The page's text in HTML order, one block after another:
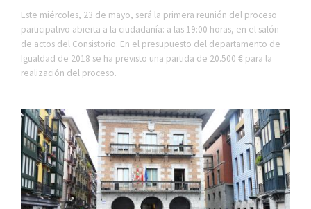
Este miércoles, 23 de mayo, será la primera reunión del proceso
participativo abierta a la ciudadanía: a las 19:00 horas, en el salón
de actos del Consistorio. En el presupuesto del departamento de
Igualdad de 2018 se ha previsto una partida de 20.500 € para la
realización del proceso.